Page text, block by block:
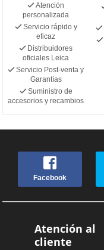
Atención
personalizada
Servicio rápido y
eficaz
Distribuidores
oficiales Leica
Servicio Post-venta y
Garantías
Suministro de
accesorios y recambios
Facebook
Atención al
cliente